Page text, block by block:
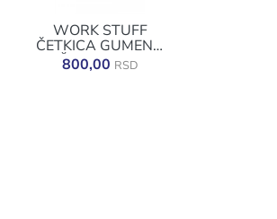
WORK STUFF
ČETKICA GUMENA
DRŠKA BLACK 16
MM
800,00 RSD